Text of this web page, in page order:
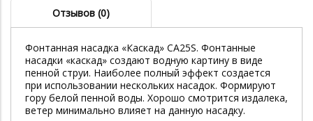
Отзывов (0)
Фонтанная насадка «Каскад» CA25S. Фонтанные
насадки «каскад» создают водную картину в виде
пенной струи. Наиболее полный эффект создается
при использовании нескольких насадок. Формируют
гору белой пенной воды. Хорошо смотрится издалека,
ветер минимально влияет на данную насадку.